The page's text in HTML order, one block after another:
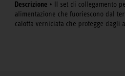
Descrizione • Il set di collegamento
alimentazione che fuoriescono dal
calotta verniciata che protegge dagli